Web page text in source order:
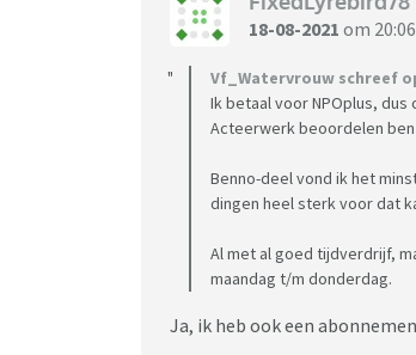
18-08-2021 om 20:06
Vf_Watervrouw schreef
Ik betaal voor NPOplus,
Acteerwerk beoordelen
Benno-deel vond ik het
dingen heel sterk voor dat
Al met al goed tijdverdrijf,
maandag t/m donderdag.
Ja, ik heb ook een